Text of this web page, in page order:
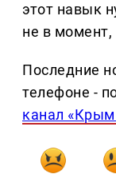
этот навык
не в момент,
Последние
телефоне -
канал